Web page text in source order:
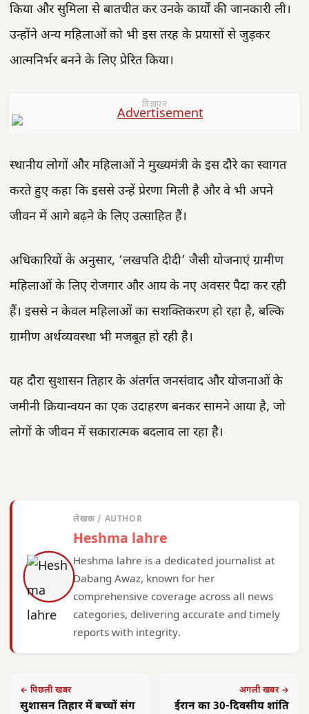
किया और सुमिला से बातचीत कर उनके कार्यों की जानकारी ली।
उन्होंने अन्य महिलाओं को भी इस तरह के प्रयासों से जुड़कर
आत्मनिर्भर बनने के लिए प्रेरित किया।
विज्ञापन
स्थानीय लोगों और महिलाओं ने मुख्यमंत्री के इस दौरे का स्वागत
करते हुए कहा कि इससे उन्हें प्रेरणा मिली है और वे भी अपने
जीवन में आगे बढ़ने के लिए उत्साहित हैं।
अधिकारियों के अनुसार, ‘लखपति दीदी’ जैसी योजनाएं ग्रामीण
महिलाओं के लिए रोजगार और आय के नए अवसर पैदा कर रही
हैं। इससे न केवल महिलाओं का सशक्तिकरण हो रहा है, बल्कि
ग्रामीण अर्थव्यवस्था भी मजबूत हो रही है।
यह दौरा सुशासन तिहार के अंतर्गत जनसंवाद और योजनाओं के
जमीनी क्रियान्वयन का एक उदाहरण बनकर सामने आया है, जो
लोगों के जीवन में सकारात्मक बदलाव ला रहा है।
लेखक / AUTHOR
Heshma lahre
Heshma lahre is a dedicated journalist at
Dabang Awaz, known for her
comprehensive coverage across all news
categories, delivering accurate and timely
reports with integrity.
← पिछली खबर
सुशासन तिहार में बच्चों संग
अगली खबर →
ईरान का 30-दिवसीय शांति